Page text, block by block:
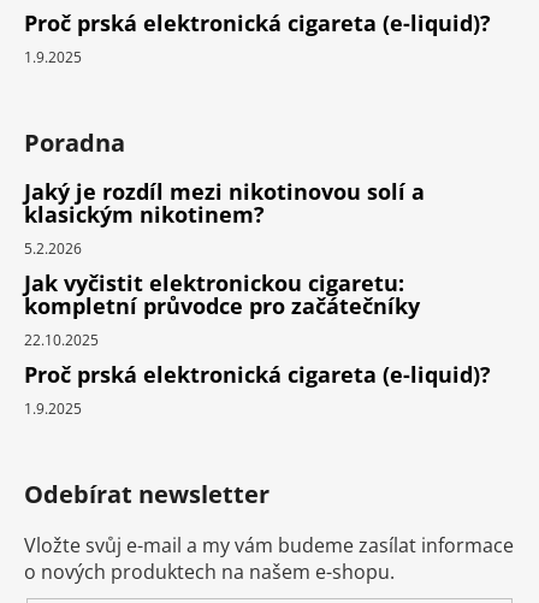
Proč prská elektronická cigareta (e-liquid)?
1.9.2025
Poradna
Jaký je rozdíl mezi nikotinovou solí a
klasickým nikotinem?
5.2.2026
Jak vyčistit elektronickou cigaretu:
kompletní průvodce pro začátečníky
22.10.2025
Proč prská elektronická cigareta (e-liquid)?
1.9.2025
Odebírat newsletter
Vložte svůj e-mail a my vám budeme zasílat informace
o nových produktech na našem e-shopu.